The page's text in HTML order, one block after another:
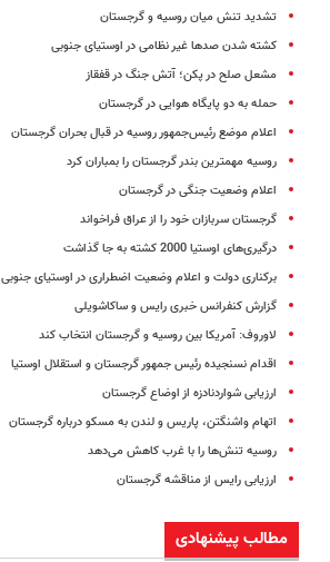
تشدید تنش میان روسیه و گرجستان
کشته شدن صدها غیر نظامی در اوستیای جنوبی
مشعل صلح در پکن؛ آتش جنگ در قفقاز
حمله به دو پایگاه هوایی در گرجستان
اعلام موضع رئیس‌جمهور روسیه در قبال بحران گرجستان
روسیه مهمترین بندر گرجستان را بمباران کرد
اعلام وضعیت جنگی در گرجستان
گرجستان سربازان خود را از عراق فراخواند
درگیری‌های اوستیا 2000 کشته به جا گذاشت
برکناری دولت و اعلام وضعیت اضطراری در اوستیای جنوبی
گزارش کنفرانس خبری رایس و ساکاشویلی
لاوروف: آمریکا بین روسیه و گرجستان انتخاب کند
اقدام نسنجیده رئیس جمهور گرجستان و استقلال اوستیا
ارزیابی شواردنادزه از اوضاع گرجستان
اتهام واشنگتن، پاریس و لندن به مسکو درباره گرجستان
روسیه تنش‌ها را با غرب کاهش می‌دهد
ارزیابی رایس از مناقشه گرجستان
مطالب پیشنهادی